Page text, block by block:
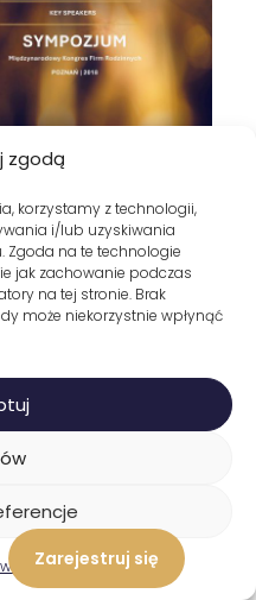
zgodą
korzystamy z technologii,
i/lub uzyskiwania
Zgoda na te technologie
jak zachowanie podczas
na tej stronie. Brak
może niekorzystnie wpłynąć
Zarejestruj się